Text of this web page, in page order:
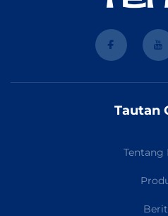
Tautan
Tentang